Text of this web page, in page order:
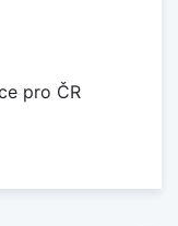
pro ČR